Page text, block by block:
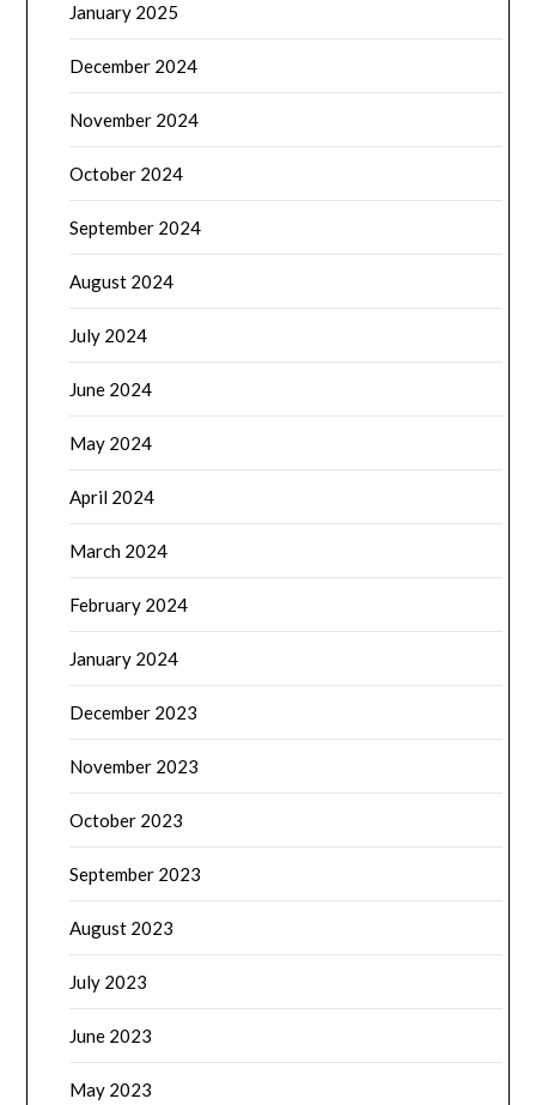
January 2025
December 2024
November 2024
October 2024
September 2024
August 2024
July 2024
June 2024
May 2024
April 2024
March 2024
February 2024
January 2024
December 2023
November 2023
October 2023
September 2023
August 2023
July 2023
June 2023
May 2023